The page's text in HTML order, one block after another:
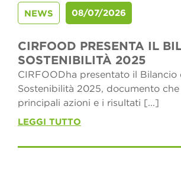
NEWS 08/07/2026
CIRFOOD PRESENTA IL
SOSTENIBILITÀ 2025
CIRFOODha presentato il Bilancio
Sostenibilità 2025, documento
principali azioni e i risultati [...]
LEGGI TUTTO